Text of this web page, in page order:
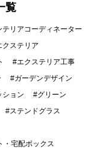
覧
テリアコーディネーター
クステリア
エクステリア工事
ガーデンデザイン
ション
グリーン
ステンドグラス
・宅配ボックス